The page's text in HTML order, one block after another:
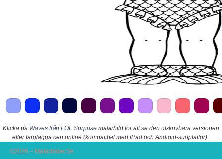
Klicka på Waves från LOL Surprise målarbild för att se den utskrivbara versionen
eller färglägga den online (kompatibel med iPad och Android-surfplattor).
©2026 – Malarbilder.Se